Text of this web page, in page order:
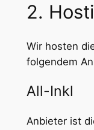
2.
Wir hosten
folgendem
All-Inkl
Anbieter ist